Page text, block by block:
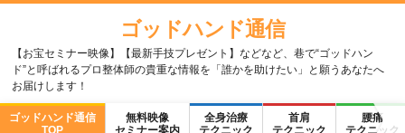
ゴッドハンド通信
【お宝セミナー映像】【最新手技プレゼント】などなど、巷で“ゴッドハン
ド”と呼ばれるプロ整体師の貴重な情報を「誰かを助けたい」と願うあなたへ
お届けします！
ゴッドハンド通信
TOP
無料映像
セミナー案内
全身治療
テクニック
首肩
テクニック
腰痛
テクニック